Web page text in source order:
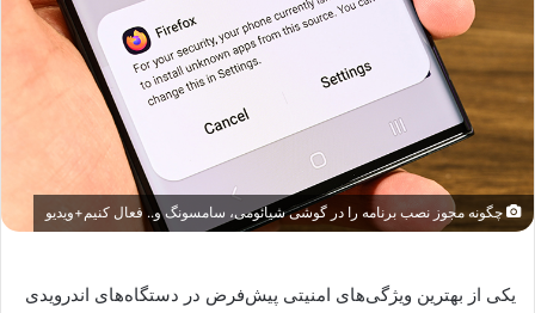
چگونه مجوز نصب برنامه را در گوشی شیائومی، سامسونگ‌ و.. فعال کنیم+ویدیو
یکی از بهترین ویژگی‌های امنیتی پیش‌فرض در دستگاه‌های اندرویدی